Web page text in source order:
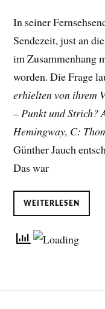
In seiner
Sendezeit, just an
im Zusammenhang
worden. Die Frage
erhielten von ihrem
– Punkt und Strich?
Hemingway, C:
Günther Jauch
Das war
WEITERLESEN